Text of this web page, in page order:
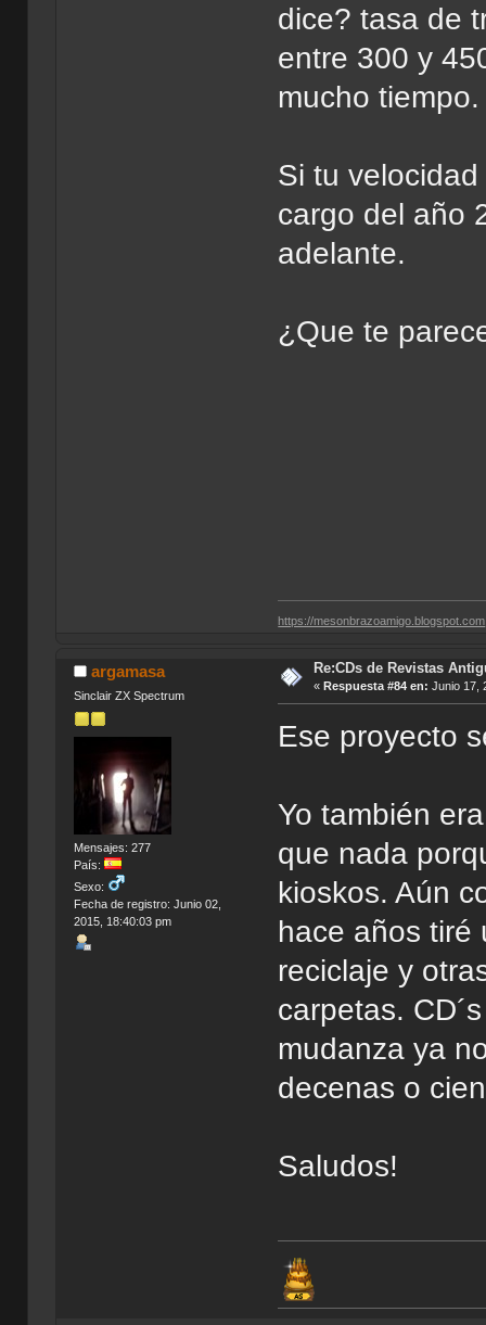
dice? tasa de
entre 300 y
mucho tiempo.
Si tu
cargo del año
adelante.
¿Que te
https://mesonbrazoamigo.blogspot.com
argamasa
Sinclair ZX Spectrum
Mensajes: 277
País:
Sexo:
Fecha de registro: Junio 02,
2015, 18:40:03 pm
Re:CDs de Revistas
« Respuesta #84 en: Junio 17,
Ese proyecto
Yo también
que nada
kioskos. Aún
hace años tiré
reciclaje y
carpetas.
mudanza ya
decenas o
Saludos!